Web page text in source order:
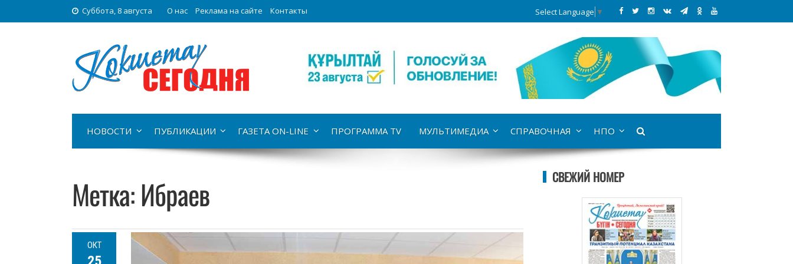
Суббота, 8 августа О нас Реклама на сайте Контакты Select Language ▼
НОВОСТИ ПУБЛИКАЦИИ ГАЗЕТА ON-LINE ПРОГРАММА TV МУЛЬТИМЕДИА СПРАВОЧНАЯ НПО
Метка:Ибраев
ОКТ
СВЕЖИЙ НОМЕР